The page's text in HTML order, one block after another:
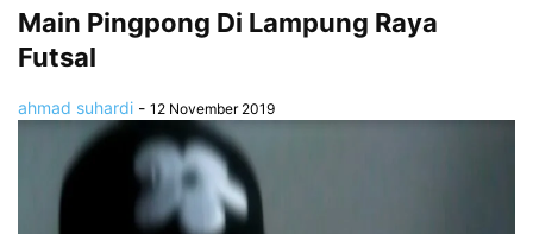
Main Pingpong Di Lampung Raya
Futsal
ahmad suhardi - 12 November 2019